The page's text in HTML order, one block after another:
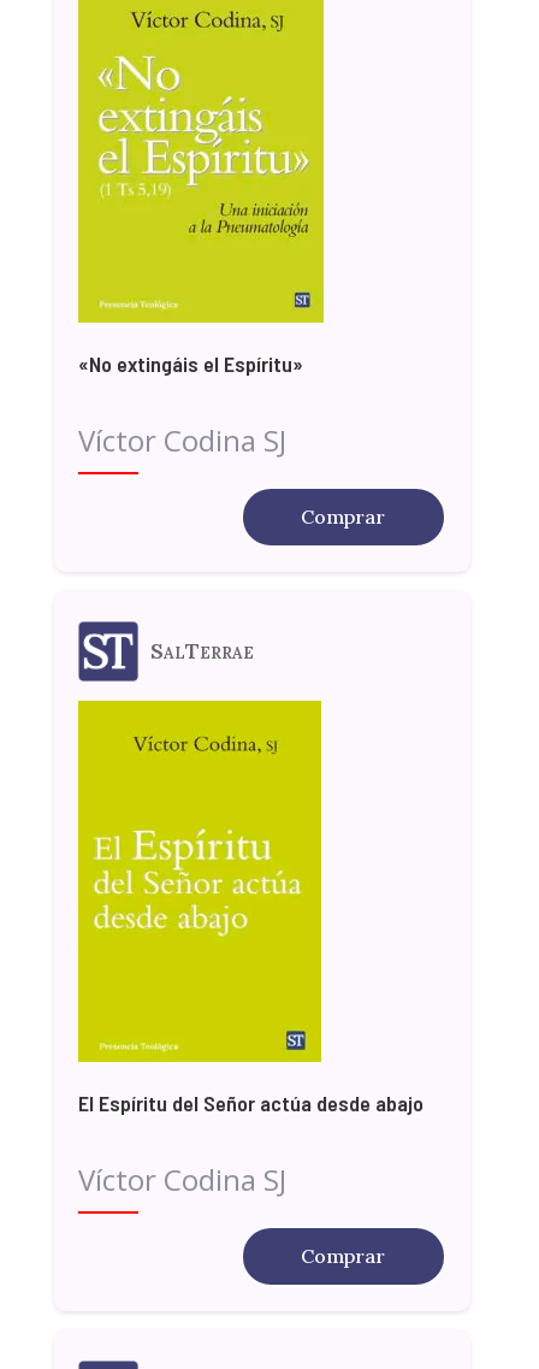
«No extingáis el Espíritu»
Víctor Codina SJ
Comprar
SalTerrae
El Espíritu del Señor actúa desde abajo
Víctor Codina SJ
Comprar